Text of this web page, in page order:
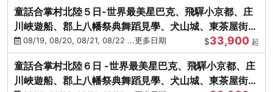
童話合掌村北陸５日-世界最美星巴克、飛驒小京都、庄
川峽遊船、郡上八幡祭典舞蹈見學、犬山城、東茶屋街、
松葉蟹、金箔冰淇淋
08/19, 08/20, 08/21, 08/22 ...更多日期 $33,900 起
童話合掌村北陸６日 -世界最美星巴克、飛驒小京都、庄
川峽遊船、郡上八幡祭典舞蹈見學、犬山城、東茶屋街、